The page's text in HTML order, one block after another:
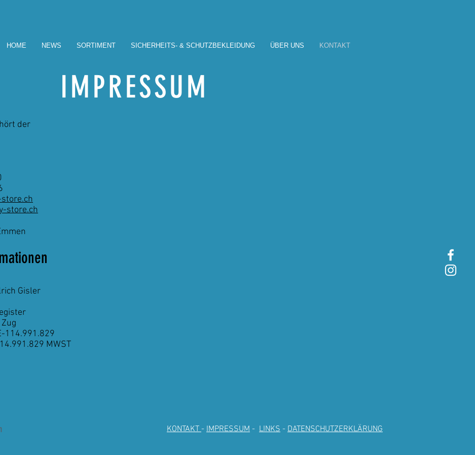
HOME NEWS SORTIMENT SICHERHEITS- & SCHUTZBEKLEIDUNG ÜBER UNS KONTAKT
IMPRESSUM
der
store.ch
Gisler
114.991.829
MWST
KONTAKT- IMPRESSUM - LINKS - DATENSCHUTZERKLÄRUNG